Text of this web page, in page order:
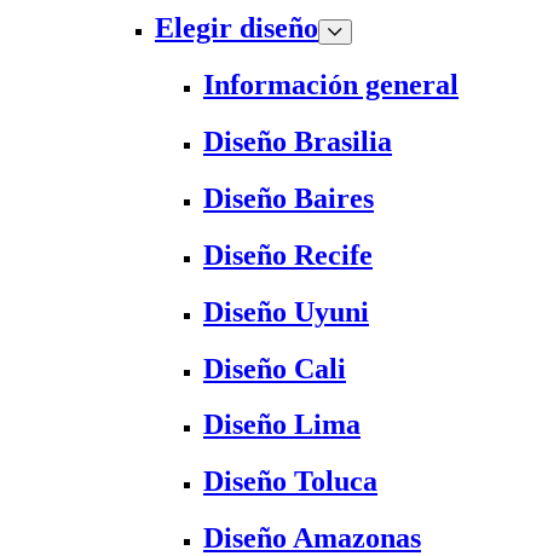
Elegir diseño
Información general
Diseño Brasilia
Diseño Baires
Diseño Recife
Diseño Uyuni
Diseño Cali
Diseño Lima
Diseño Toluca
Diseño Amazonas